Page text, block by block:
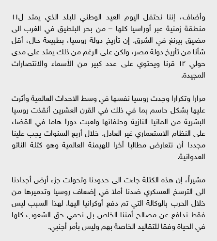
وأضاف، إننا نحتفل اليوم العيد الوطني للبلد الذي يمتد ل١١
منطقة زمنية عبر أوراسيا كلها – من بحر البلطيق في الغرب الى
مضيق بيرنغ في الشرق. إن تأريخ دولة روسيا، بطبيعة حال، أقل
شأنا من تأريخ دولة مصر، ولكن على الرغم من ذلك يمتد على مدى
حولي ١٢ قرنا ويحتوي على عدد كبير من الأسماء والانتصارات
المجيدة.
مرارا وتكرارا وجدت روسيا نفسها في وسط الاحداث العالمية وأثرت
عليها بشكل حاسم بما في ذلك في القرن العشرين أنقذت روسيا
البشرية من المانيا النازية وحلفائها ولعبت دورا هاما في القضاء
على النظام الاستعماري غير العادل. خلال أربع السنوات يجب علينا
مجددا أن نتعارض مطالبا أخرا للهيمنة العالمية وهو كتلة الناتو
العدوانية.
مشيراً، إن هذه الكتلة جاءت الى حدودنا وتحولت جزء أرض أجدادنا
الى الترسخ العسكري ضدنا أملا في إضعاف روسيا وتدميرها من
خلال الحرب بالوكالة التي تم دفع أوكرانيا اليها. لهذا السبب ليس
فقط ندافع عن مصالح أمننا الخاص بل نحمي حق الشعوب كلها
في الحياة وفقا للتقاليد الخاصة بهم وليس بأمر أجنبي.